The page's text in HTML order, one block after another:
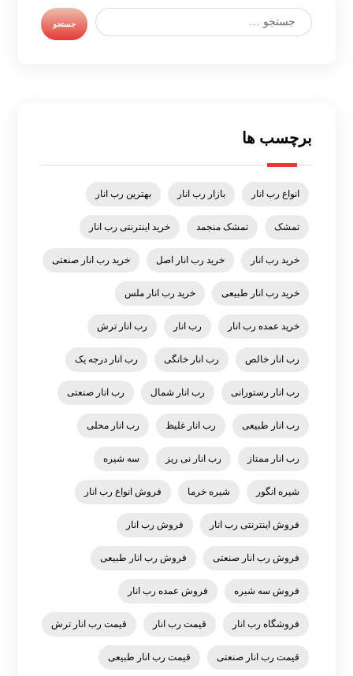
برچسب ها
انواع رب انار بازار رب انار بهترین رب انار
تمشک تمشک منجمد خرید اینترنتی رب انار
خرید رب انار خرید رب انار اصل خرید رب انار صنعتی
خرید رب انار طبیعی خرید رب انار ملس
خرید عمده رب انار رب انار رب انار ترش
رب انار خالص رب انار خانگی رب انار درجه یک
رب انار رستورانی رب انار شمال رب انار صنعتی
رب انار طبیعی رب انار غلیظ رب انار محلی
رب انار ممتاز رب انار نی ریز سه شیره
شیره انگور شیره خرما فروش انواع رب انار
فروش اینترنتی رب انار فروش رب انار
فروش رب انار صنعتی فروش رب انار طبیعی
فروش سه شیره فروش عمده رب انار
فروشگاه رب انار قیمت رب انار قیمت رب انار ترش
قیمت رب انار صنعتی قیمت رب انار طبیعی